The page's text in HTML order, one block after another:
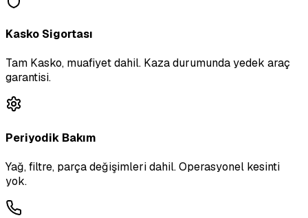
Kasko Sigortası
Tam Kasko, muafiyet dahil. Kaza durumunda yedek araç
garantisi.
Periyodik Bakım
Yağ, filtre, parça değişimleri dahil. Operasyonel kesinti
yok.